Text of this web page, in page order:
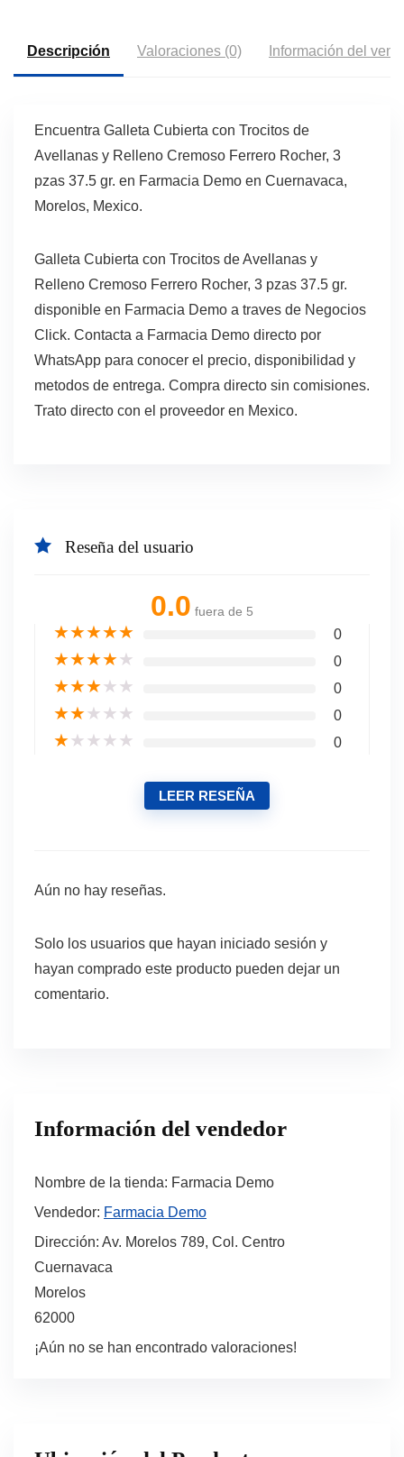
Descripción Valoraciones (0) Información del
Encuentra Galleta Cubierta con Trocitos de
Avellanas y Relleno Cremoso Ferrero Rocher, 3
pzas 37.5 gr. en Farmacia Demo en Cuernavaca,
Morelos, Mexico.
Galleta Cubierta con Trocitos de Avellanas y
Relleno Cremoso Ferrero Rocher, 3 pzas 37.5 gr.
disponible en Farmacia Demo a traves de Negocios
Click. Contacta a Farmacia Demo directo por
WhatsApp para conocer el precio, disponibilidad y
metodos de entrega. Compra directo sin comisiones.
Trato directo con el proveedor en Mexico.
Reseña del usuario
0.0 fuera de 5
★★★★★ 0
★★★★★ 0
★★★★★ 0
★★★★★ 0
★★★★★ 0
LEER RESEÑA
Aún no hay reseñas.
Solo los usuarios que hayan iniciado sesión y
hayan comprado este producto pueden dejar un
comentario.
Información del vendedor
Nombre de la tienda: Farmacia Demo
Vendedor: Farmacia Demo
Dirección: Av. Morelos 789, Col. Centro
Cuernavaca
Morelos
62000
¡Aún no se han encontrado valoraciones!